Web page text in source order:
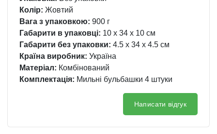
Колір: Жовтий
Вага з упаковкою: 900 г
Габарити в упаковці: 10 x 34 x 10 см
Габарити без упаковки: 4.5 x 34 x 4.5 см
Країна виробник: Україна
Матеріал: Комбінований
Комплектація: Мильні бульбашки 4 штуки
Написати відгук